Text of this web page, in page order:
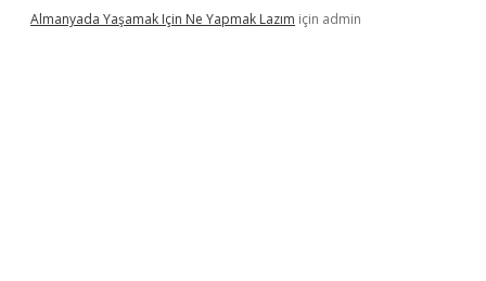
Almanyada Yaşamak Için Ne Yapmak Lazım için admin